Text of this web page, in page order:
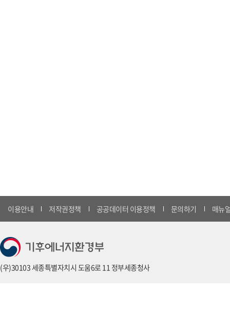
이용안내 저작권정책 공공데이터 이용정책 문의하기 매뉴
(우)30103 세종특별자치시 도움6로 11 정부세종청사